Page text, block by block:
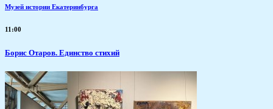
Музей истории Екатеринбурга
11:00
Борис Отаров. Единство стихий